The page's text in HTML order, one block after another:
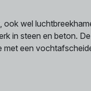
ook wel
in steen en beton. De
met een